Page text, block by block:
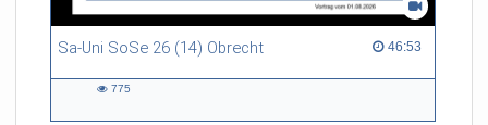
Sa-Uni SoSe 26 (14) Obrecht 46:53
46:53 duration
775